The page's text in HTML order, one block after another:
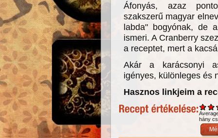
Áfonyás, azaz
szakszerű magyar
labda" bogyónak, de
ismeri. A Cranberry
a receptet, mert a
Akár a karácsonyi
igényes, különleges és
Hasznos linkjeim a
hány